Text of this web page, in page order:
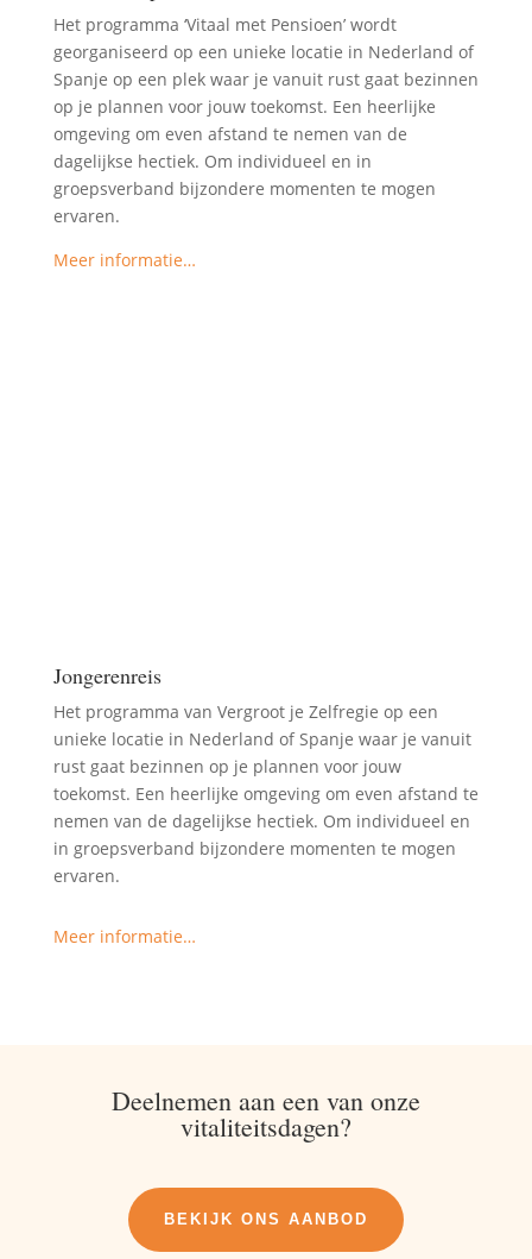
Het programma ‘Vitaal met Pensioen’ wordt
georganiseerd op een unieke locatie in Nederland of
Spanje op een plek waar je vanuit rust gaat bezinnen
op je plannen voor jouw toekomst. Een heerlijke
omgeving om even afstand te nemen van de
dagelijkse hectiek. Om individueel en in
groepsverband bijzondere momenten te mogen
ervaren.
Meer informatie…
Jongerenreis
Het programma van Vergroot je Zelfregie op een
unieke locatie in Nederland of Spanje waar je vanuit
rust gaat bezinnen op je plannen voor jouw
toekomst. Een heerlijke omgeving om even afstand te
nemen van de dagelijkse hectiek. Om individueel en
in groepsverband bijzondere momenten te mogen
ervaren.
Meer informatie…
Deelnemen aan een van onze
vitaliteitsdagen?
BEKIJK ONS AANBOD